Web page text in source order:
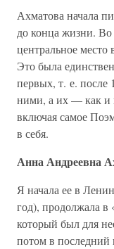
Ахматова начала
до конца жизни. Во
центральное место
Это была
первых, т. е. после
ними, а их — как и
включая самое
в себя.
Анна Андреевна
Я начала ее в
год), продолжала в
который был для
потом в